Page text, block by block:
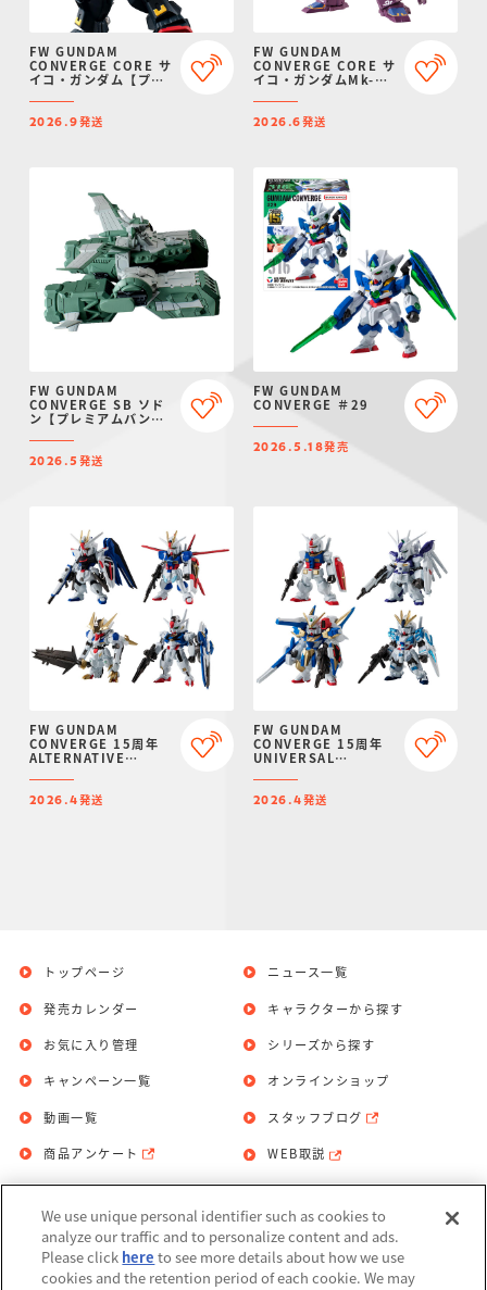
FW GUNDAM
CONVERGE CORE サ
イコ・ガンダム【プレ
2026.9発送
FW GUNDAM
CONVERGE CORE サ
イコ・ガンダムMk-
イ限定】
2026.6発送
FW GUNDAM
CONVERGE SB ソド
ン【プレミアムバンダ
2026.5 発送
FW GUNDAM
CONVERGE ＃29
2026.5.18発売
FW GUNDAM
CONVERGE 15周年
ALTERNATIVE
アムバンダイ限定】
2026.4発送
FW GUNDAM
CONVERGE 15周年
UNIVERSAL
ミアムバンダイ限定】
2026.4発送
トップページ
発売カレンダー
お気に入り管理
ニュース一覧
キャラクターから探す
シリーズから探す
キャンペーン一覧
動画一覧
商品アンケート
オンラインショップ
スタッフブログ
WEB取説
お問い合わせ 個人情報保護方針
利用規約
We use unique personal identifier such as cookies to
analyze our traffic and to personalize content and ads.
Please click here to see more details about how we use
cookies and the retention period of each cookie. We may